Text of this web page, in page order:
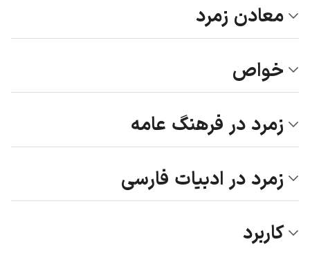
معادن زمرد
خواص
زمرد در فرهنگ عامه
زمرد در ادبیات فارسی
کاربرد